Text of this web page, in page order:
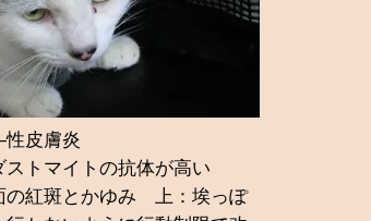
皮膚炎
ストマイトの抗体が高い
の紅斑とかゆみ 上：埃っぽ